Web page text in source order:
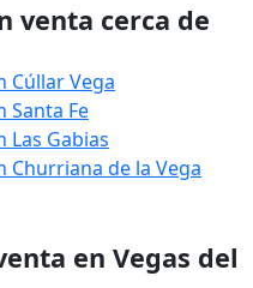
venta cerca de
Cúllar Vega
Santa Fe
Las Gabias
Churriana de la Vega
en Vegas del